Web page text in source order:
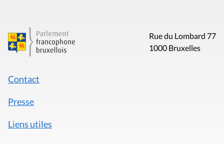
Rue du Lombard 77
1000 Bruxelles
Contact
Presse
Liens utiles